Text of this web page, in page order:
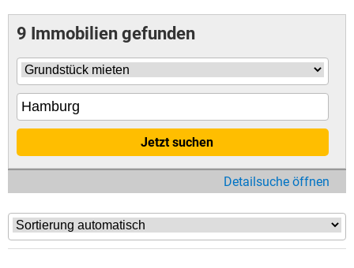
9 Immobilien gefunden
Jetzt suchen
Detailsuche öffnen